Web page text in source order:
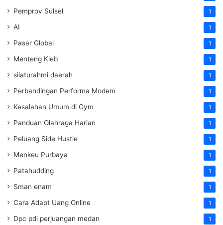
Pemprov Sulsel 1
AI 1
Pasar Global 1
Menteng Kleb 1
silaturahmi daerah 1
Perbandingan Performa Modem 1
Kesalahan Umum di Gym 1
Panduan Olahraga Harian 1
Peluang Side Hustle 1
Menkeu Purbaya 1
Patahudding 1
Sman enam 1
Cara Adapt Uang Online 1
Dpc pdi perjuangan medan 1